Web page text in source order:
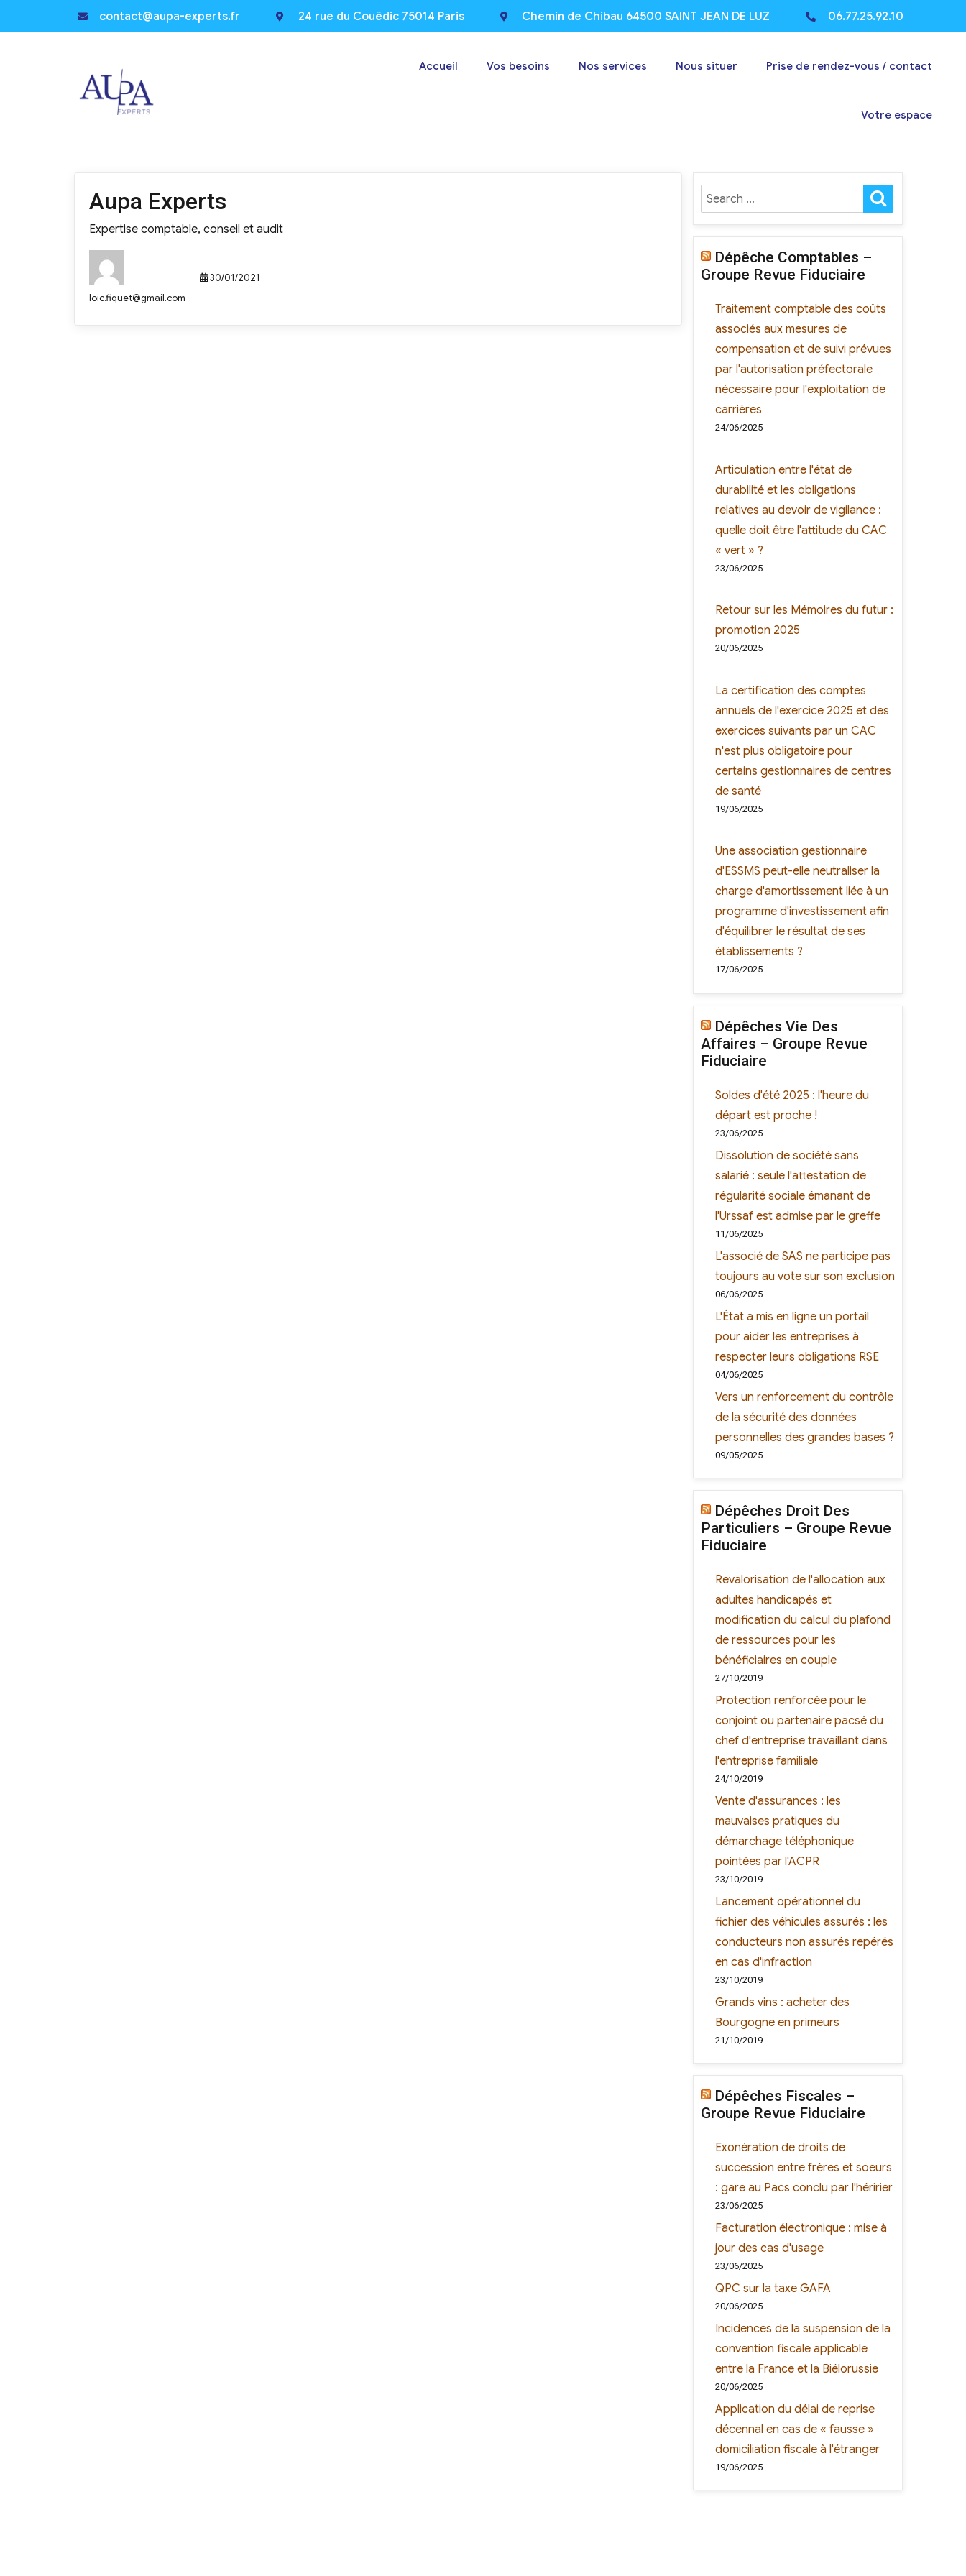
contact@aupa-experts.fr 24 rue du Couëdic 75014 Paris Chemin de Chibau 64500 SAINT JEAN DE LUZ 06.77.25.92.10
Accueil Vos besoins Nos services Nous situer Prise de rendez-vous / contact
Votre espace
Aupa Experts
Expertise comptable, conseil et audit
loic.fiquet@gmail.com
30/01/2021
Dépêche Comptables –
Groupe Revue Fiduciaire
Traitement comptable des coûts
associés aux mesures de
compensation et de suivi prévues
par l'autorisation préfectorale
nécessaire pour l'exploitation de
carrières
24/06/2025
Articulation entre l'état de
durabilité et les obligations
relatives au devoir de vigilance :
quelle doit être l'attitude du CAC
« vert » ?
23/06/2025
Retour sur les Mémoires du futur :
promotion 2025
20/06/2025
La certification des comptes
annuels de l'exercice 2025 et des
exercices suivants par un CAC
n'est plus obligatoire pour
certains gestionnaires de centres
de santé
19/06/2025
Une association gestionnaire
d'ESSMS peut-elle neutraliser la
charge d'amortissement liée à un
programme d'investissement afin
d'équilibrer le résultat de ses
établissements ?
17/06/2025
Dépêches Vie Des
Affaires – Groupe Revue
Fiduciaire
Soldes d'été 2025 : l'heure du
départ est proche !
23/06/2025
Dissolution de société sans
salarié : seule l'attestation de
régularité sociale émanant de
l'Urssaf est admise par le greffe
11/06/2025
L'associé de SAS ne participe pas
toujours au vote sur son exclusion
06/06/2025
L'État a mis en ligne un portail
pour aider les entreprises à
respecter leurs obligations RSE
04/06/2025
Vers un renforcement du contrôle
de la sécurité des données
personnelles des grandes bases ?
09/05/2025
Dépêches Droit Des
Particuliers – Groupe Revue
Fiduciaire
Revalorisation de l'allocation aux
adultes handicapés et
modification du calcul du plafond
de ressources pour les
bénéficiaires en couple
27/10/2019
Protection renforcée pour le
conjoint ou partenaire pacsé du
chef d'entreprise travaillant dans
l'entreprise familiale
24/10/2019
Vente d'assurances : les
mauvaises pratiques du
démarchage téléphonique
pointées par l'ACPR
23/10/2019
Lancement opérationnel du
fichier des véhicules assurés : les
conducteurs non assurés repérés
en cas d'infraction
23/10/2019
Grands vins : acheter des
Bourgogne en primeurs
21/10/2019
Dépêches Fiscales –
Groupe Revue Fiduciaire
Exonération de droits de
succession entre frères et soeurs
: gare au Pacs conclu par l'héririer
23/06/2025
Facturation électronique : mise à
jour des cas d'usage
23/06/2025
QPC sur la taxe GAFA
20/06/2025
Incidences de la suspension de la
convention fiscale applicable
entre la France et la Biélorussie
20/06/2025
Application du délai de reprise
décennal en cas de « fausse »
domiciliation fiscale à l'étranger
19/06/2025